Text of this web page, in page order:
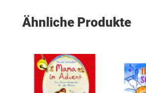
Ähnliche Produkte